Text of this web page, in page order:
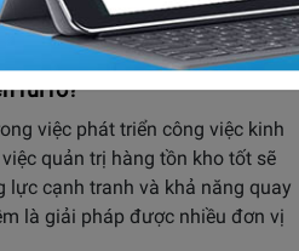
hay không? Cùng tìm hiểu thêm
rủi ro?
việc phát triển công việc kinh
quản trị hàng tồn kho tốt sẽ
lực cạnh tranh và khả năng quay
là giải pháp được nhiều đơn vị